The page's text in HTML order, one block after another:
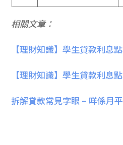
相關文章：
【理財知識】學生貸款利息
【理財知識】學生貸款利息
拆解貸款常見字眼 – 咩係月